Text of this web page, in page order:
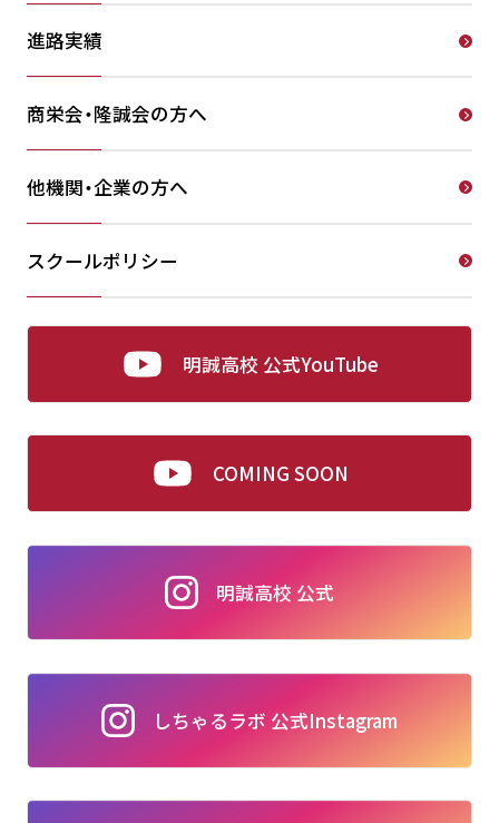
進路実績
商栄会・隆誠会の方へ
他機関・企業の方へ
スクールポリシー
明誠高校 公式YouTube
COMING SOON
明誠高校 公式
しちゃるラボ 公式Instagram